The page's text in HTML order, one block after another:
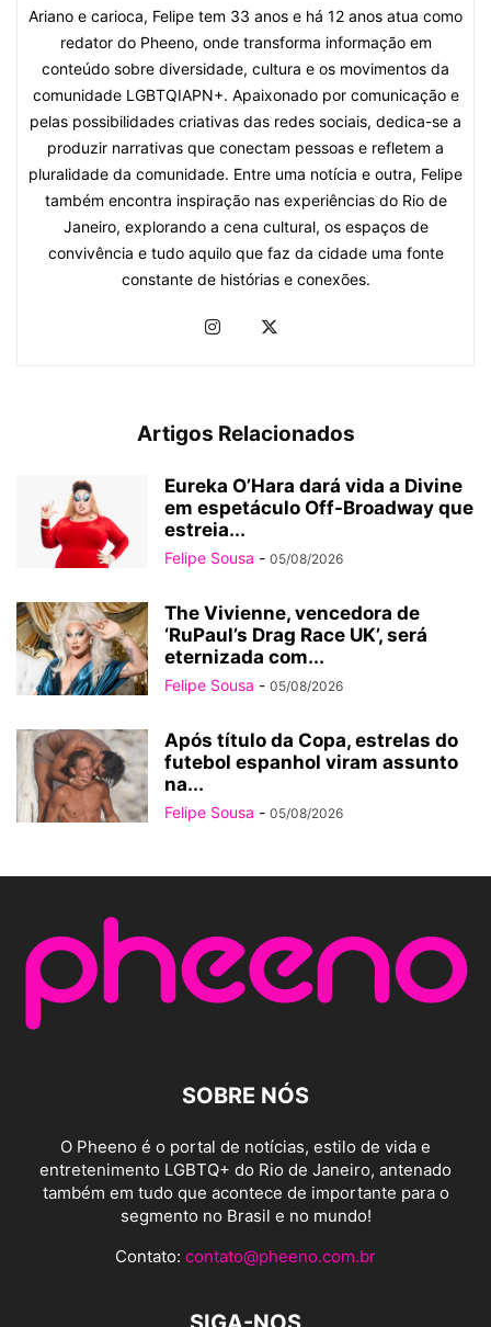
Ariano e carioca, Felipe tem 33 anos e há 12 anos atua como
redator do Pheeno, onde transforma informação em
conteúdo sobre diversidade, cultura e os movimentos da
comunidade LGBTQIAPN+. Apaixonado por comunicação e
pelas possibilidades criativas das redes sociais, dedica-se a
produzir narrativas que conectam pessoas e refletem a
pluralidade da comunidade. Entre uma notícia e outra, Felipe
também encontra inspiração nas experiências do Rio de
Janeiro, explorando a cena cultural, os espaços de
convivência e tudo aquilo que faz da cidade uma fonte
constante de histórias e conexões.
Artigos Relacionados
Eureka O’Hara dará vida a Divine
em espetáculo Off-Broadway que
estreia...
Felipe Sousa - 05/08/2026
The Vivienne, vencedora de
‘RuPaul’s Drag Race UK’, será
eternizada com...
Felipe Sousa - 05/08/2026
Após título da Copa, estrelas do
futebol espanhol viram assunto
na...
Felipe Sousa - 05/08/2026
SOBRE NÓS
O Pheeno é o portal de notícias, estilo de vida e
entretenimento LGBTQ+ do Rio de Janeiro, antenado
também em tudo que acontece de importante para o
segmento no Brasil e no mundo!
Contato: contato@pheeno.com.br